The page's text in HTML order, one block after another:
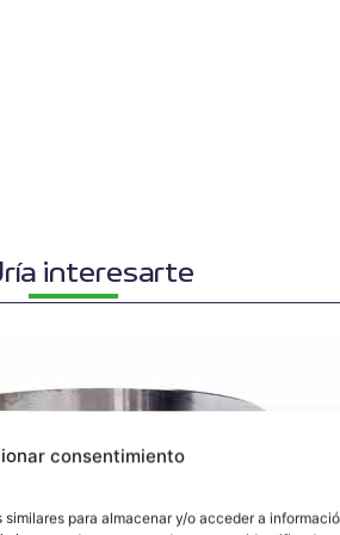
consentimiento
para almacenar y/o acceder a
interesarte